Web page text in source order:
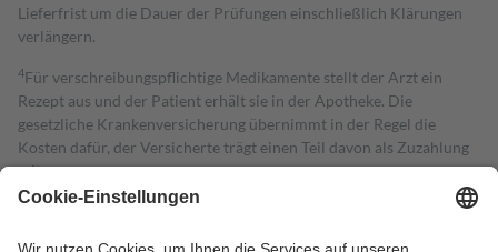
Lieferfrist um die Dauer der Prüfungen einschließlich Klärungen
verlängern.
4Für verschreibungspflichtige Medikamente stellt der Arzt ein
Rezept aus und der Patient erhält sie in der Apotheke. Die
gesetzliche Krankenversicherung übernimmt in der Regel die
Kosten dafür, der Versicherte trägt einen Teil davon als Zuzahlung
mit.
Grundsätzlich leisten Mitglieder Zuzahlungen in Höhe von zehn
höchstens zehn Euro.
Es sind jedoch nie mehr als die tatsächlichen